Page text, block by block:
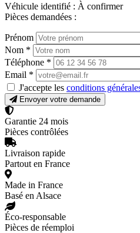
Véhicule identifié : À confirmer
Pièces demandées :
Prénom
Nom *
Téléphone *
Email *
J'accepte les conditions
Envoyer votre demande
Garantie 24 mois
Pièces contrôlées
Livraison rapide
Partout en France
Made in France
Basé en Alsace
Éco-responsable
Pièces de réemploi